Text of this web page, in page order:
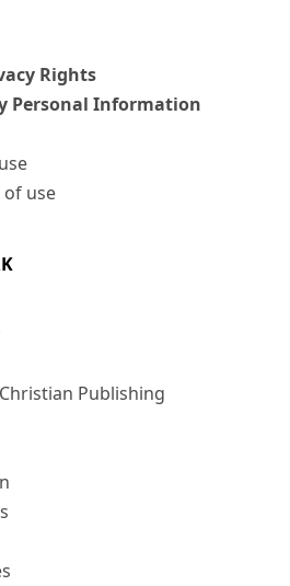
Rights
Personal Information
of use
Publishing